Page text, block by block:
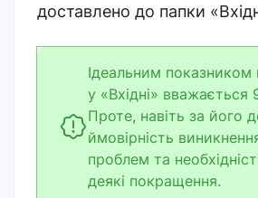
доставлено до папки
Ідеальним показником
у «Вхідні» вважається
Проте, навіть за його
ймовірність
проблем та
деякі покращення.